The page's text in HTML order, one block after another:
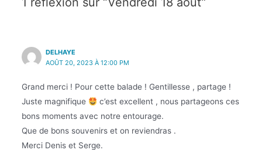
DELHAYE
AOÛT 20, 2023 À 12:00 PM
Grand merci ! Pour cette balade ! Gentillesse , partage !
Juste magnifique
c’est excellent , nous partageons ces
bons moments avec notre entourage.
Que de bons souvenirs et on reviendras .
Merci Denis et Serge.